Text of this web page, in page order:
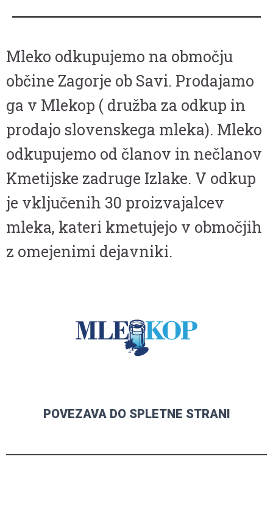
Mleko odkupujemo na območju
občine Zagorje ob Savi. Prodajamo
ga v Mlekop ( družba za odkup in
prodajo slovenskega mleka). Mleko
odkupujemo od članov in nečlanov
Kmetijske zadruge Izlake. V odkup
je vključenih 30 proizvajalcev
mleka, kateri kmetujejo v območjih
z omejenimi dejavniki.
POVEZAVA DO SPLETNE STRANI